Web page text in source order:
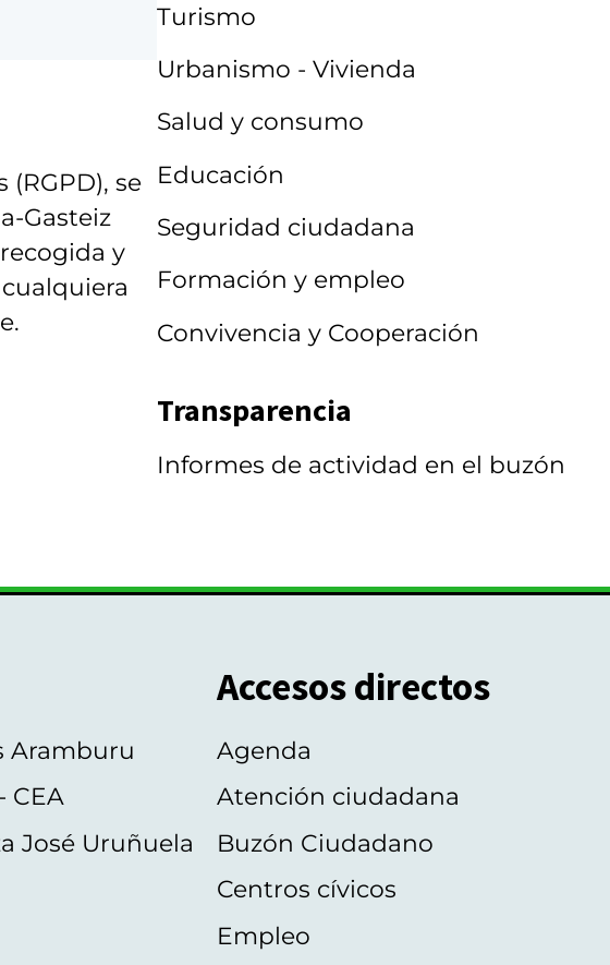
se
Gasteiz
y
Turismo
Urbanismo - Vivienda
Salud y consumo
Educación
Seguridad ciudadana
Formación y empleo
Convivencia y Cooperación
Transparencia
Informes de actividad en el buzón
Aramburu
CEA
José Uruñuela
Accesos directos
Agenda
Atención ciudadana
Buzón Ciudadano
Centros cívicos
Empleo